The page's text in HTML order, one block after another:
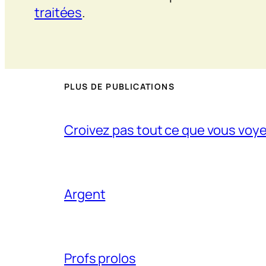
traitées.
PLUS DE PUBLICATIONS
Croivez pas tout ce que vous
Argent
Profs prolos